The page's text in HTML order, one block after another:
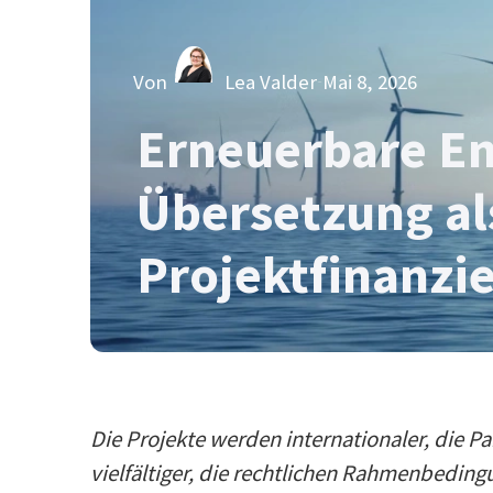
Von Lea Valder Mai 8, 2026
Erneuerbare
Übersetzung
Die Projekte werden internationaler, die
vielfältiger, die rechtlichen